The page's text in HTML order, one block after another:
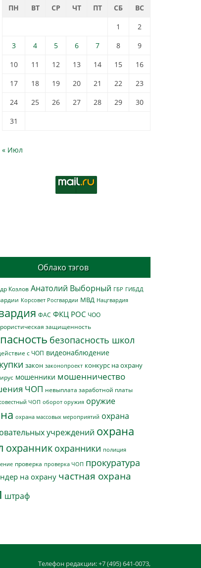
ПН ВТ СР ЧТ ПТ СБ
ВС
1
2
3
4 5 6 7 8
9
10
11 12 13 14 15
16
17
18 19 20 21 22
23
24
25 26 27 28 29
30
31
« Июл
Облако тэгов
Козлов Анатолий Выборный ГБР ГИБДД
Корсовет Росгвардии МВД Нацгвардия
ФАС ФКЦ РОС ЧОО
защищенность
безопасность школ
с ЧОП видеонаблюдение
закон законопроект конкурс на охрану
мошенники мошенничество
ЧОП невыплата заработной платы
ЧОП оборот оружия оружие
охрана массовых мероприятий охрана
учреждений охрана
охранник охранники полиция
проверка проверка ЧОП прокуратура
на охрану частная охрана
штраф
Телефон редакции: +7 (495) 641-0073,